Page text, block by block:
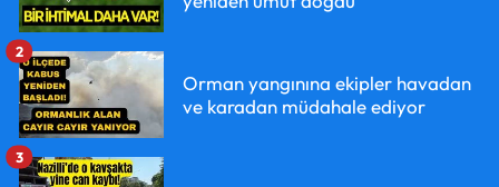
Orman yangınına ekipler havadan
ve karadan müdahale ediyor
2
3